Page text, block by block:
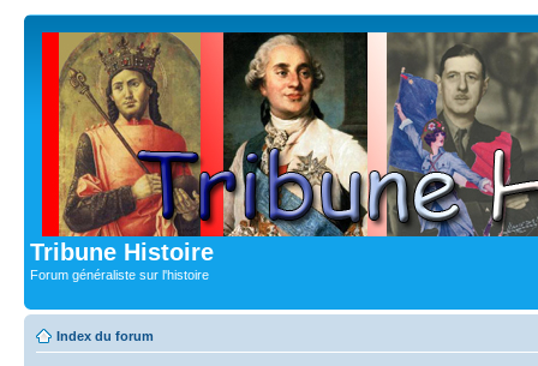
Tribune Histoire
Forum généraliste sur l'histoire
Index du forum